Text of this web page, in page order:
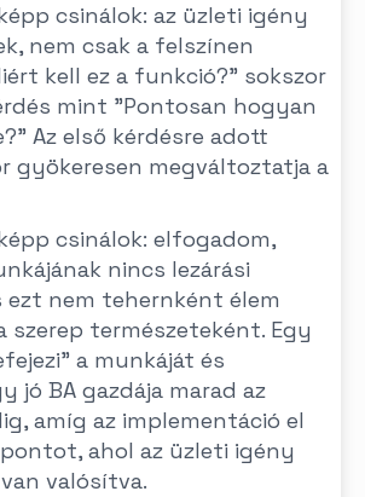
csinálok: az üzleti igény
nem csak a felszínen
kell ez a funkció?" sokszor
mint "Pontosan hogyan
Az első kérdésre adott
gyökeresen megváltoztatja a
csinálok: elfogadom,
nincs lezárási
ezt nem tehernként élem
szerep természeteként. Egy
a munkáját és
jó BA gazdája marad az
amíg az implementáció el
ahol az üzleti igény
valósítva.